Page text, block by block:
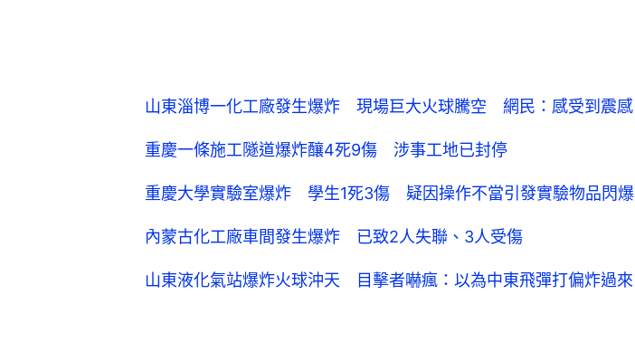
山東淄博一化工廠發生爆炸 現場巨大火球騰空 網民：感受到震感
重慶一條施工隧道爆炸釀4死9傷 涉事工地已封停
重慶大學實驗室爆炸 學生1死3傷 疑因操作不當引發實驗物品閃爆
內蒙古化工廠車間發生爆炸 已致2人失聯、3人受傷
山東液化氣站爆炸火球沖天 目擊者嚇瘋：以為中東飛彈打偏炸過來